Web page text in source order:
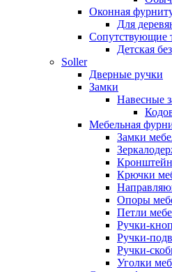
Оконная
Для
Сопутствующие
Детская
Soller
Дверные ручки
Замки
Навесные
Мебельная
Замки
Крючки
Опоры
Петли
Ручки-
Ручки-
Ручки-
Уголки